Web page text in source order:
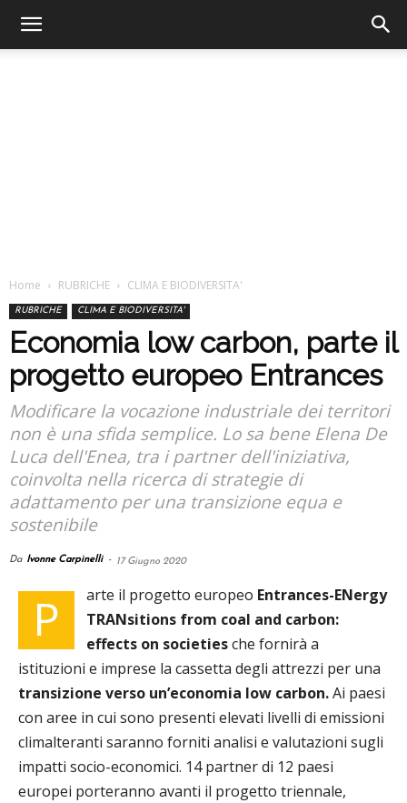
Home RUBRICHE CLIMA E BIODIVERSITA'
RUBRICHE CLIMA E BIODIVERSITA'
Economia low carbon, parte il
progetto europeo Entrances
Modificare la vocazione industriale dei territori
non è una sfida semplice. Lo sa bene Elena De
Luca dell'Enea, tra i partner dell'iniziativa,
coinvolta nella ricerca di strategie di
adattamento per una transizione equa e
sostenibile
Da Ivonne Carpinelli - 17 Giugno 2020
P arte il progetto europeo Entrances-ENergy
TRANsitions from coal and carbon:
effects on societiesche fornirà a
istituzioni e imprese la cassetta degli attrezzi per una
transizione verso un’economia low carbon.Ai paesi
con aree in cui sono presenti elevati livelli di emissioni
climalteranti saranno forniti analisi e valutazioni sugli
impatti socio-economici. 14 partner di 12 paesi
europei porteranno avanti il progetto triennale,